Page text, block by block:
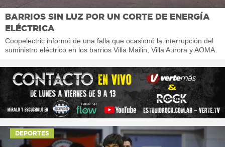
BARRIOS SIN LUZ POR UN CORTE DE ENERGÍA
ELÉCTRICA
Coopelectric informó de una falla que ocasionó la interrupción del
suministro eléctrico en los barrios Villa Mailin, Villa Aurora y AOMA.
DEPORTES